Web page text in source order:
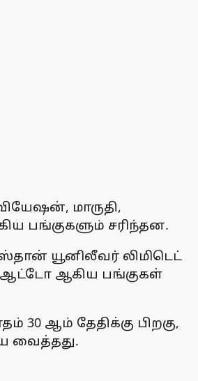
மாருதி,
பங்குகளும் சரிந்தன.
யூனிலீவர் லிமிடெட்
ஆட்டோ ஆகிய பங்குகள்
30 ஆம் தேதிக்கு பிறகு,
வைத்தது.